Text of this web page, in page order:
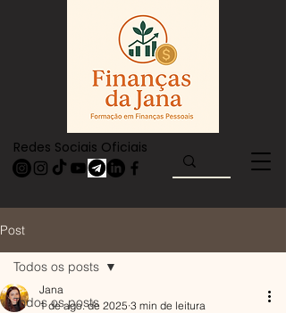
Redes Sociais Oficiais
Post
Todos os posts
Todos os posts
Jana
1 de ago. de 2025 3 min de leitura